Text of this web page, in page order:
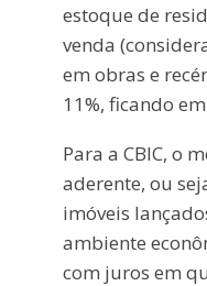
estoque de
venda
em obras e
11%, ficando
Para a CBIC, o
aderente, ou
imóveis
ambiente
com juros em